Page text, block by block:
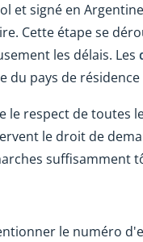
et signé en
Cette étape se
les délais. Les
du pays de
le respect de toutes
le droit de
suffisamment
le numéro